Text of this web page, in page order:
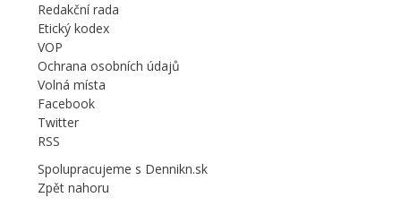
Redakční rada
Etický kodex
VOP
Ochrana osobních údajů
Volná místa
Facebook
Twitter
RSS
Spolupracujeme s Dennikn.sk
Zpět nahoru